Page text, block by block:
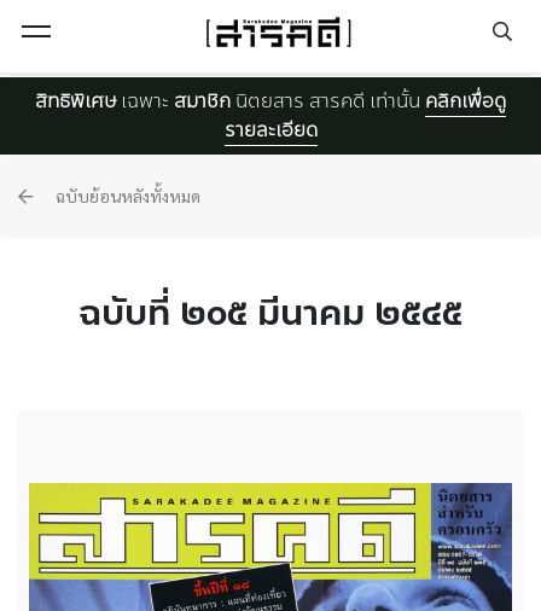
สิทธิพิเศษเฉพาะ สมาชิก นิตยสาร สารคดี เท่านั้น คลิกเพื่อดู
รายละเอียด
ฉบับย้อนหลังทั้งหมด
ฉบับที่ ๒๐๕ มีนาคม ๒๕๔๕